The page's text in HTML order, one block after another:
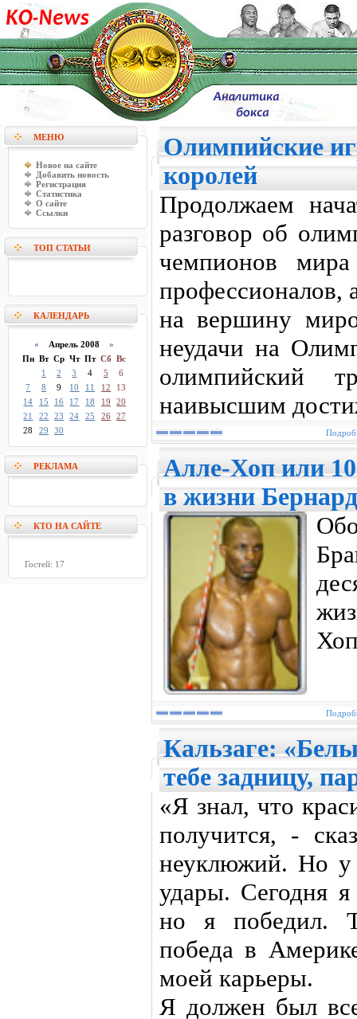
МЕНЮ
Новое на сайте
Добавить новость
Регистрация
Статистика
О сайте
Ссылки
ТОП СТАТЬИ
КАЛЕНДАРЬ
« Апрель 2008 »
Пн Вт Ср Чт Пт Сб Вс
1
2 3 4 5
6
7
8 9 10 11 12
13
14
15 16 17 18 19
20
21
22 23 24 25 26 27
28
29 30
РЕКЛАМА
КТО НА САЙТЕ
Гостей: 17
Олимпийские
королей
Продолжаем
разговор об
чемпионов
профессионалов,
на вершину
неудачи на
олимпийский
наивысшим
Алле-Хоп или
в жизни
Кальзаге:
тебе задницу,
«Я знал, что
получится, -
неуклюжий. Но у
удары. Сегодня
но я победил.
победа в
моей карьеры.
Я должен был